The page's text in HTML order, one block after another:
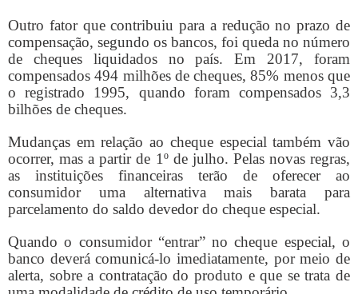
Outro fator que contribuiu para a redução no prazo de
compensação, segundo os bancos, foi queda no número
de cheques liquidados no país. Em 2017, foram
compensados 494 milhões de cheques, 85% menos que
o registrado 1995, quando foram compensados 3,3
bilhões de cheques.
Mudanças em relação ao cheque especial também vão
ocorrer, mas a partir de 1º de julho. Pelas novas regras,
as instituições financeiras terão de oferecer ao
consumidor uma alternativa mais barata para
parcelamento do saldo devedor do cheque especial.
Quando o consumidor “entrar” no cheque especial, o
banco deverá comunicá-lo imediatamente, por meio de
alerta, sobre a contratação do produto e que se trata de